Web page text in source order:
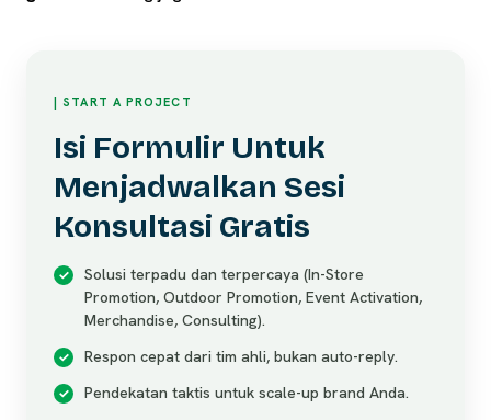
| START A PROJECT
Isi Formulir Untuk
Menjadwalkan Sesi
Konsultasi Gratis
Solusi terpadu dan terpercaya (In-Store
Promotion, Outdoor Promotion, Event Activation,
Merchandise, Consulting).
Respon cepat dari tim ahli, bukan auto-reply.
Pendekatan taktis untuk scale-up brand Anda.